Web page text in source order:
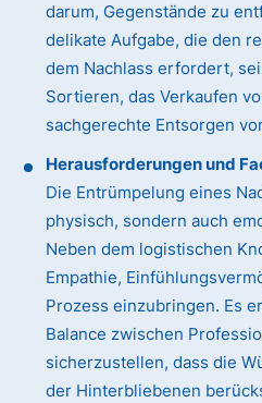
darum, Gegenstände zu
delikate Aufgabe, die den
dem Nachlass erfordert,
Sortieren, das Verkaufen
sachgerechte Entsorgen
Herausforderungen und
Die Entrümpelung eines
physisch, sondern auch
Neben dem logistischen
Empathie,
Prozess einzubringen. Es
Balance zwischen
sicherzustellen, dass die
der Hinterbliebenen